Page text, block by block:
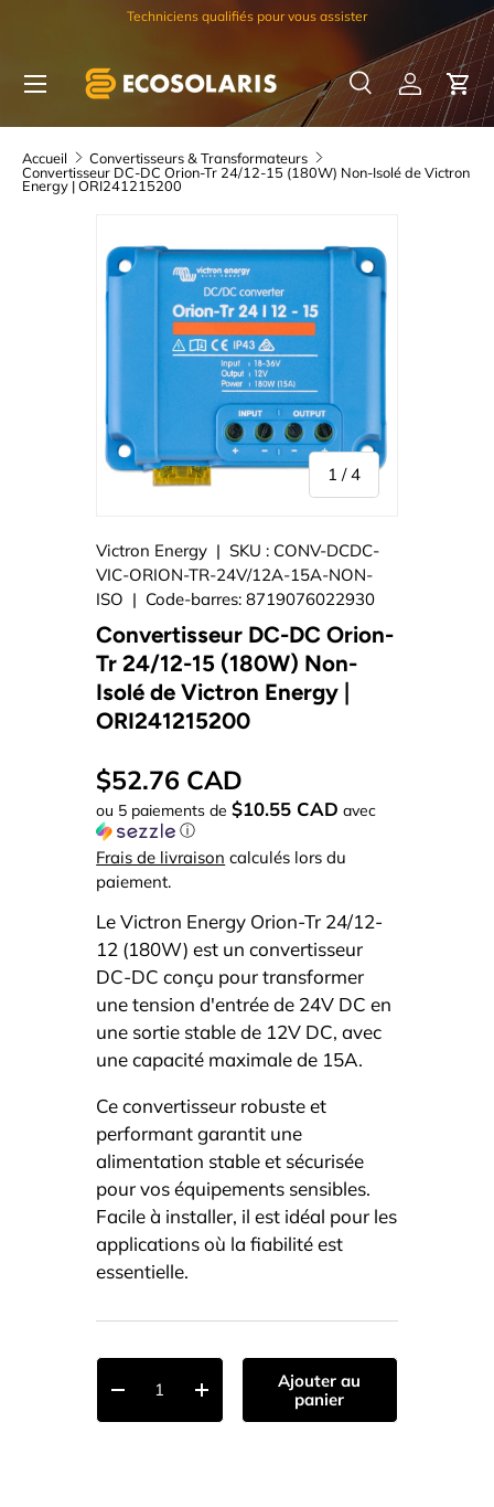
Techniciens qualifiés pour vous assister
Recherche
Recherche
Se
Menu
Accueil
Convertisseurs & Transformateurs
Convertisseur DC-DC Orion-Tr 24/12-15 (180W) Non-Isolé de Victron
Energy | ORI241215200
1 /de
4
Victron Energy |SKU : CONV-DCDC-
VIC-ORION-TR-24V/12A-15A-NON-
ISO | Code-barres: 8719076022930
Convertisseur DC-DC Orion-
Tr 24/12-15 (180W) Non-
Isolé de Victron Energy |
ORI241215200
$52.76 CAD
ou 5 paiements de$10.55 CAD avec
ⓘ
Frais de livraison calculés lors du
paiement.
Le Victron Energy Orion-Tr 24/12-
12 (180W) est un convertisseur
DC-DC conçu pour transformer
une tension d'entrée de 24V DC en
une sortie stable de 12V DC, avec
une capacité maximale de 15A.
Ce convertisseur robuste et
performant garantit une
alimentation stable et sécurisée
pour vos équipements sensibles.
Facile à installer, il est idéal pour les
applications où la fiabilité est
essentielle.
Qté
-
+
Ajouter au
panier